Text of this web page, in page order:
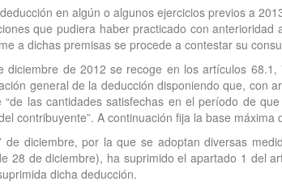
en algún o algunos ejercicios previos a
que pudiera haber practicado con
a dichas premisas se procede a contestar su
de 2012 se recoge en los artículos
general de la deducción disponiendo que, con
las cantidades satisfechas en el período de
contribuyente”. A continuación fija la base
diciembre, por la que se adoptan diversas
28 de diciembre), ha suprimido el apartado 1 del
dicha deducción.